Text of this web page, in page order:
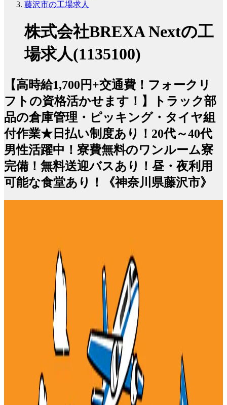
藤沢市の工場求人
株式会社BREXA Nextの工
場求人(1135100)
【高時給1,700円+交通費！フォークリ
フトの資格活かせます！】トラック部
品の倉庫管理・ピッキング・タイヤ組
付作業★日払い制度あり！20代～40代
男性活躍中！寮費無料のワンルーム寮
完備！無料送迎バスあり！昼・夜利用
可能な食堂あり！《神奈川県藤沢市》